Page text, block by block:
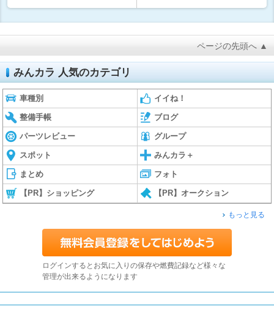
ページの先頭へ ▲
みんカラ 人気のカテゴリ
車種別 イイね！
整備手帳 ブログ
パーツレビュー グループ
スポット みんカラ＋
まとめ フォト
【PR】ショッピング 【PR】オークション
もっと見る
ログインするとお気に入りの保存や燃費記録など様々な
管理が出来るようになります